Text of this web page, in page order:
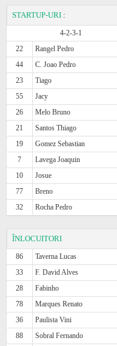
STARTUP-URI :
4-2-3-1
22
Rangel Pedro
44
C. Joao Pedro
23
Tiago
55
Jacy
26
Melo Bruno
21
Santos Thiago
19
Gomez Sebastian
7
Lavega Joaquin
10
Josue
77
Breno
32
Rocha Pedro
ÎNLOCUITORI
86 Taverna Lucas
33
F. David Alves
28
Fabinho
78
Marques Renato
36
Paulista Vini
88
Sobral Fernando